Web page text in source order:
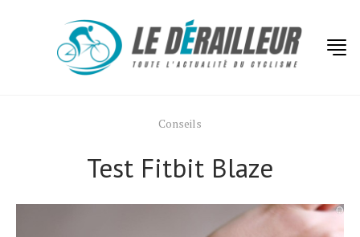
Conseils
Test Fitbit Blaze